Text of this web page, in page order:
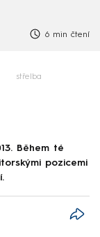
6 min čtení
střelba
Během té
pozicemi